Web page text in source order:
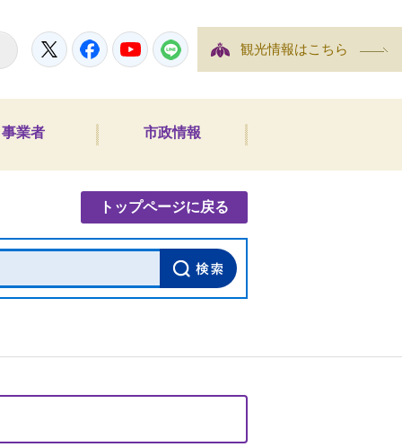
TwitterFacebookYouTubeLINE 観光情報はこちら
事業者 市政情報
トップページに戻る